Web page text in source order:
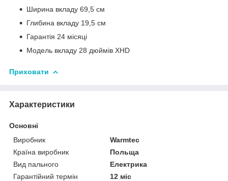
Ширина вкладу 69,5 см
Глибина вкладу 19,5 см
Гарантія 24 місяці
Модель вкладу 28 дюймів XHD
Приховати
Характеристики
Основні
Виробник
Warmtec
Країна виробник
Польща
Вид пального
Електрика
Гарантійний термін
12 міс